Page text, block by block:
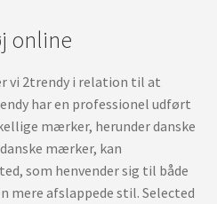
online
vi 2trendy i relation til at
har en professionel udført
mærker, herunder danske
mærker, kan
som henvender sig til både
mere afslappede stil. Selected